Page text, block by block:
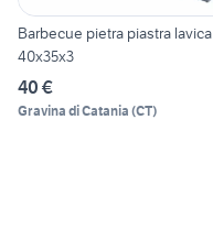
Barbecue pietra piastra lavica
40x35x3
40 €
Gravina di Catania (CT)